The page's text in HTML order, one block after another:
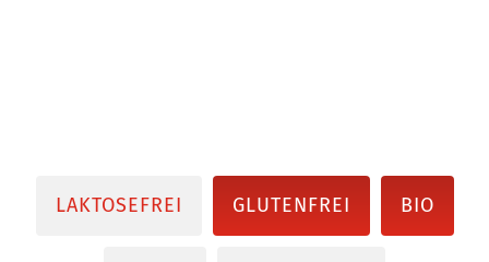
LAKTOSEFREI GLUTENFREI BIO